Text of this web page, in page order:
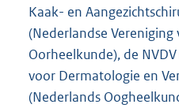
Kaak- en
(Nederlandse
Oorheelkunde), de
voor Dermatologie en
(Nederlands